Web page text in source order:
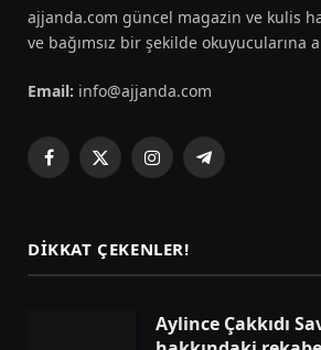
ajjanda.com güncel magazin ve kulis
ve bağımsız bir şekilde okuyucularına
Email: info@ajjanda.com
Facebook
X
InstagramTelegram
DIKKAT ÇEKENLER!
Aylince Çakkıdı